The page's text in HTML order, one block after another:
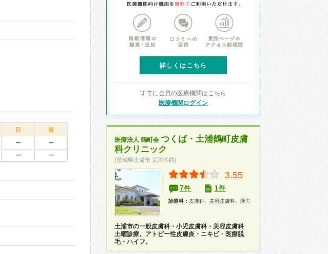
日 祝
ー
ー
ー ー
詳しくはこちら
すでに会員の医療機関はこちら
医療機関ログイン
医療法人 鶴町会 つくば・土浦鶴町皮膚
科クリニック
(茨城県土浦市 荒川沖西)
3.55
7件 1件
診療科： 皮膚科、美容皮膚科、漢方
土浦市の一般皮膚科・小児皮膚科・美容皮膚科
土曜診療。アトピー性皮膚炎・ニキビ・医療脱
毛・ハイフ。